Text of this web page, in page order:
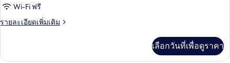
อำนวย
ความ
เตียง,
พร้อม
ความ
ห้อง
สแตนดาร์ด,
คิง
Wi-Fi ฟรี
รายละเอียดเพิ่มเติม
ราย
เกี่ยว
เลือกวันที่เพื่อดูราคา